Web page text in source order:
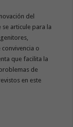
del
articule para la
o
que facilita la
de
en este